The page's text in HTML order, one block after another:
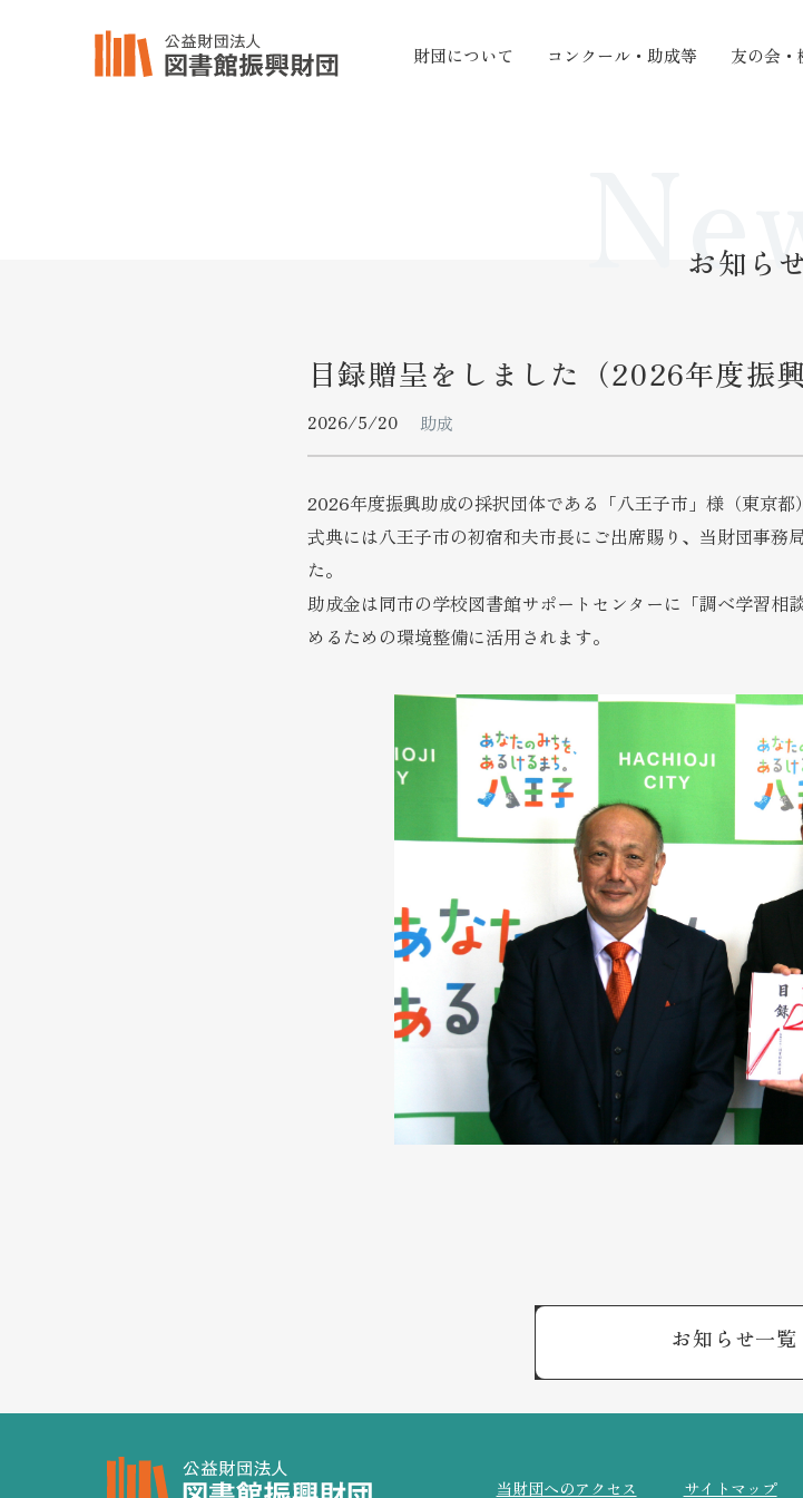
財団について コンクール・助成等 友の会・
お知ら
目録贈呈をしました（2026年度振
2026/5/20 助成
2026年度振興助成の採択団体である「八王子市」様（東京都
式典には八王子市の初宿和夫市長にご出席賜り、当財団事務
た。
助成金は同市の学校図書館サポートセンターに「調べ学習相
めるための環境整備に活用されます。
お知らせ一覧
当財団へのアクセス サイトマップ